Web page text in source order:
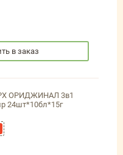
в заказ
ОРИДЖИНАЛ 3в1
24шт*10бл*15г